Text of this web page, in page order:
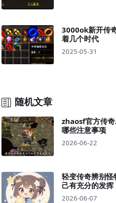
3000ok新开传
着几个时代
2025-05-31
随机文章
zhaosf官方传
哪些注意事项
2026-06-22
轻变传奇辨别怪
己有充分的发挥
2026-06-07